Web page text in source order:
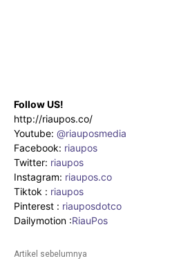
Follow US!
http://riaupos.co/
Youtube: @riauposmedia
Facebook: riaupos
Twitter: riaupos
Instagram: riaupos.co
Tiktok : riaupos
Pinterest : riauposdotco
Dailymotion :RiauPos
Artikel sebelumnya